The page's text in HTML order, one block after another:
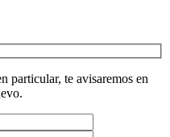
particular, te avisaremos en